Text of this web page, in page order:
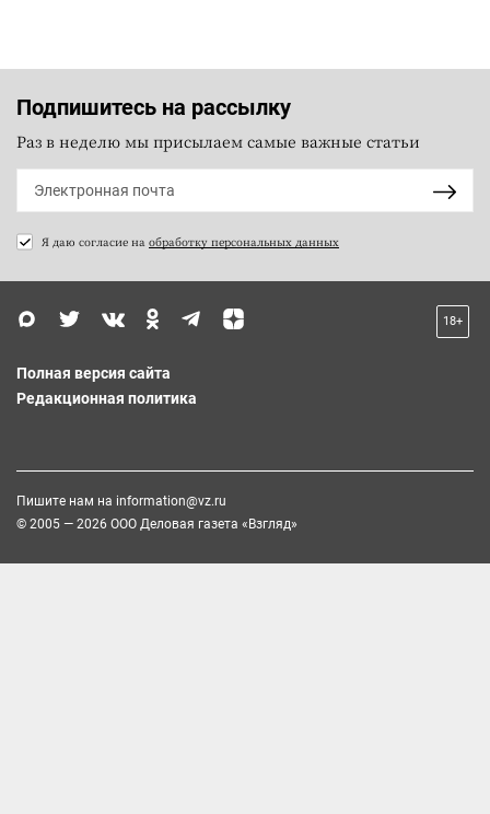
Подпишитесь на рассылку
Раз в неделю мы присылаем самые важные статьи
Я даю согласие на обработку персональных данных
18+
Полная версия сайта
Редакционная политика
Пишите нам на information@vz.ru
© 2005 — 2026 ООО Деловая газета «Взгляд»